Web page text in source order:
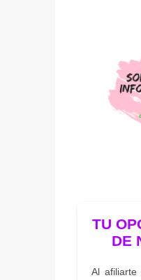
TU
DE
Al afiliarte